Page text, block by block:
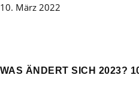
10. März 2022
WAS ÄNDERT SICH 2023?